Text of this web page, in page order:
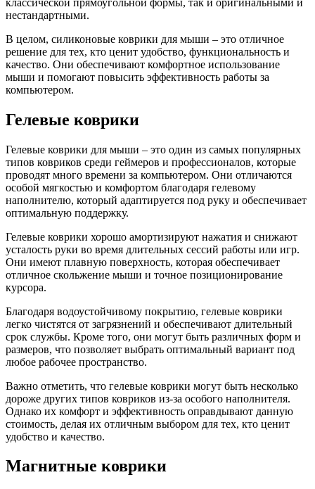
нестандартными.
В целом, силиконовые коврики для мыши – это отличное
решение для тех, кто ценит удобство, функциональность и
качество. Они обеспечивают комфортное использование
мыши и помогают повысить эффективность работы за
компьютером.
Гелевые коврики
Гелевые коврики для мыши – это один из самых популярных
типов ковриков среди геймеров и профессионалов, которые
проводят много времени за компьютером. Они отличаются
особой мягкостью и комфортом благодаря гелевому
наполнителю, который адаптируется под руку и обеспечивает
оптимальную поддержку.
Гелевые коврики хорошо амортизируют нажатия и снижают
усталость руки во время длительных сессий работы или игр.
Они имеют плавную поверхность, которая обеспечивает
отличное скольжение мыши и точное позиционирование
курсора.
Благодаря водоустойчивому покрытию, гелевые коврики
легко чистятся от загрязнений и обеспечивают длительный
срок службы. Кроме того, они могут быть различных форм и
размеров, что позволяет выбрать оптимальный вариант под
любое рабочее пространство.
Важно отметить, что гелевые коврики могут быть несколько
дороже других типов ковриков из-за особого наполнителя.
Однако их комфорт и эффективность оправдывают данную
стоимость, делая их отличным выбором для тех, кто ценит
удобство и качество.
Магнитные коврики